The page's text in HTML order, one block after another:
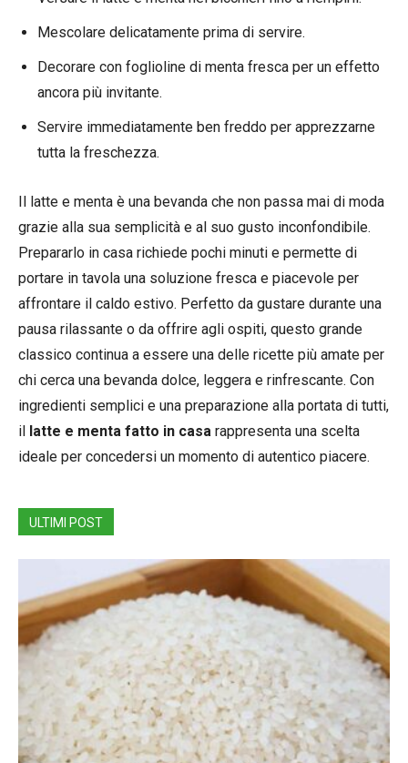
Mescolare delicatamente prima di servire.
Decorare con foglioline di menta fresca per un effetto
ancora più invitante.
Servire immediatamente ben freddo per apprezzarne
tutta la freschezza.
Il latte e menta è una bevanda che non passa mai di moda
grazie alla sua semplicità e al suo gusto inconfondibile.
Prepararlo in casa richiede pochi minuti e permette di
portare in tavola una soluzione fresca e piacevole per
affrontare il caldo estivo. Perfetto da gustare durante una
pausa rilassante o da offrire agli ospiti, questo grande
classico continua a essere una delle ricette più amate per
chi cerca una bevanda dolce, leggera e rinfrescante. Con
ingredienti semplici e una preparazione alla portata di tutti,
il latte e menta fatto in casa rappresenta una scelta
ideale per concedersi un momento di autentico piacere.
ULTIMI POST